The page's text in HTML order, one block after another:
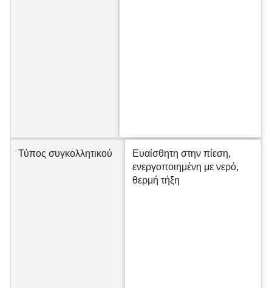
Τύπος συγκολλητικού
Ευαίσθητη στην πίεση,
ενεργοποιημένη με νερό,
θερμή τήξη